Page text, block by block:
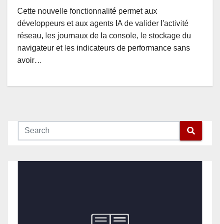
Cette nouvelle fonctionnalité permet aux
développeurs et aux agents IA de valider l'activité
réseau, les journaux de la console, le stockage du
navigateur et les indicateurs de performance sans
avoir…